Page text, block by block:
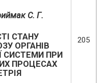
С. Г.
СТАНУ
ОРГАНІВ
СИСТЕМИ ПРИ
ПРОЦЕСАХ
205